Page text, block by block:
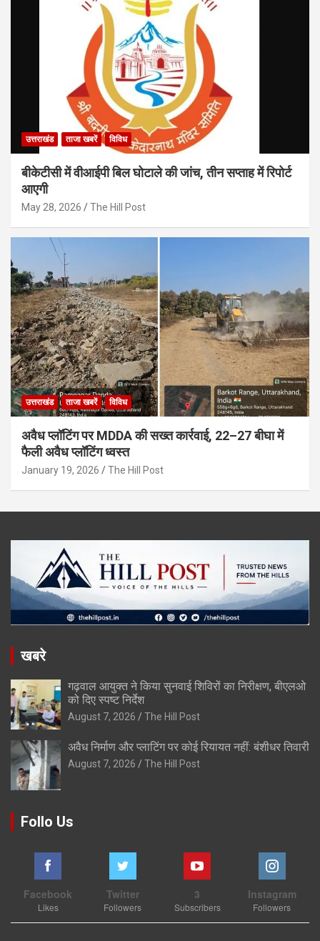
उत्तराखंड ताजा खबरें विविध
बीकेटीसी में वीआईपी बिल घोटाले की जांच, तीन सप्ताह में रिपोर्ट
आएगी
May 28, 2026 The Hill Post
उत्तराखंड ताजा खबरें विविध
अवैध प्लॉटिंग पर MDDA की सख्त कार्रवाई, 22–27 बीघा में
फैली अवैध प्लॉटिंग ध्वस्त
January 19, 2026 The Hill Post
खबरे
गढ़वाल आयुक्त ने किया सुनवाई शिविरों का निरीक्षण, बीएलओ
को दिए स्पष्ट निर्देश
August 7, 2026 The Hill Post
अवैध निर्माण और प्लाटिंग पर कोई रियायत नहीं: बंशीधर तिवारी
August 7, 2026 The Hill Post
Follo Us
Facebook
Likes
Twitter
Followers
3
Subscribers
Instagram
Followers